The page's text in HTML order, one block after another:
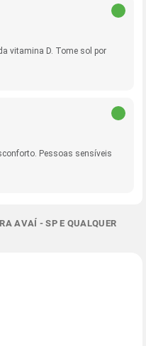
vitamina D. Tome sol por
Pessoas sensíveis
AVAÍ - SP E QUALQUER